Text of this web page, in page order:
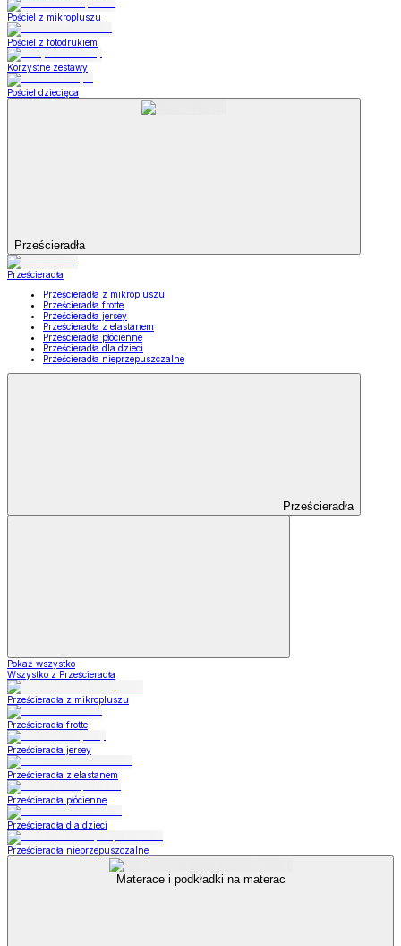
Pościel z mikropluszu
Pościel z fotodrukiem
Korzystne zestawy
Pościel dziecięca
Prześcieradła
Prześcieradła
Prześcieradła z mikropluszu
Prześcieradła frotte
Prześcieradła jersey
Prześcieradła z elastanem
Prześcieradła płócienne
Prześcieradła dla dzieci
Prześcieradła nieprzepuszczalne
Prześcieradła
Pokaż wszystko
Wszystko z Prześcieradła
Prześcieradła z mikropluszu
Prześcieradła frotte
Prześcieradła jersey
Prześcieradła z elastanem
Prześcieradła płócienne
Prześcieradła dla dzieci
Prześcieradła nieprzepuszczalne
Materace i podkładki na materac